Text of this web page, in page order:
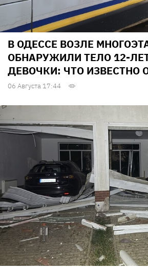
В ОДЕССЕ ВОЗЛЕ
ОБНАРУЖИЛИ ТЕЛО 12-
ДЕВОЧКИ: ЧТО ИЗВЕСТНО
06 Августа 17:44